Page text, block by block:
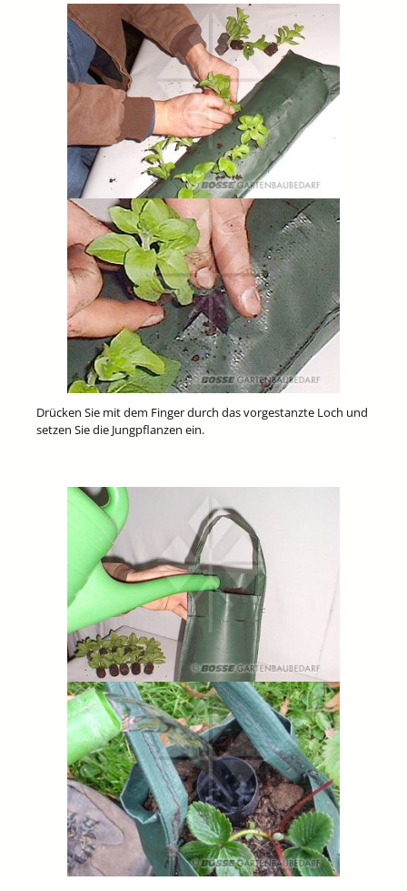
Drücken Sie mit dem Finger durch das vorgestanzte Loch und
setzen Sie die Jungpflanzen ein.